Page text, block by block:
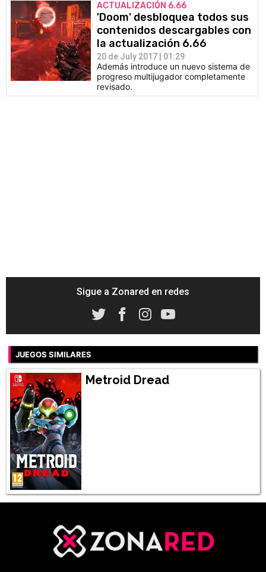
ACTUALIZACIÓN 6.66
'Doom' desbloquea todos sus
contenidos descargables con
la actualización 6.66
20 de July 2017 | 01:29
Además introduce un nuevo sistema de
progreso multijugador completamente
revisado.
Sigue a Zonared en redes
JUEGOS SIMILARES
Metroid Dread